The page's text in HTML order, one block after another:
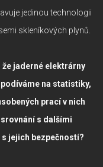
jedinou technologii
skleníkových plynů.
jaderné elektrárny
na statistiky,
prací v nich
s dalšími
jejich bezpečností?